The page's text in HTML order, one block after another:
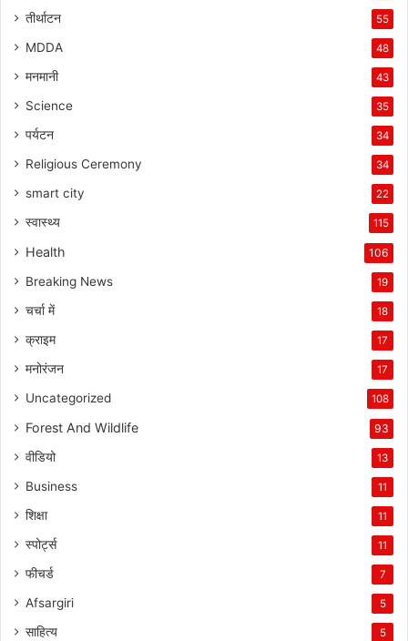
तीर्थाटन 55
MDDA 48
मनमानी 43
Science 35
पर्यटन 34
Religious Ceremony 34
smart city 22
स्वास्थ्य 115
Health 106
Breaking News 19
चर्चा में 18
क्राइम 17
मनोरंजन 17
Uncategorized 108
Forest And Wildlife 93
वीडियो 13
Business 11
शिक्षा 11
स्पोर्ट्स 11
फीचर्ड 7
Afsargiri 5
साहित्य 5